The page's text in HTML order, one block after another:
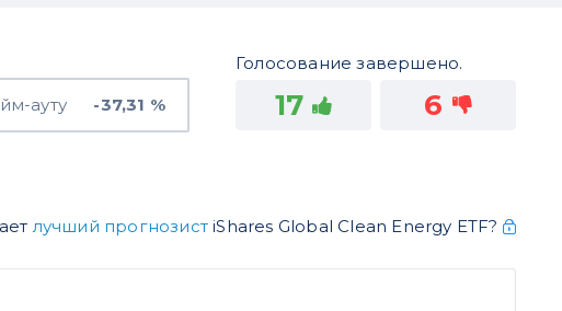
ауту -37,31 %
Голосование завершено.
17 6
лучший прогнозистiShares Global Clean Energy ETF?